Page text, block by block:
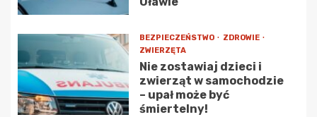
BEZPIECZEŃSTWO
ZDROWIE
ZWIERZĘTA
Nie zostawiaj dzieci i
zwierząt w samochodzie
– upał może być
śmiertelny!